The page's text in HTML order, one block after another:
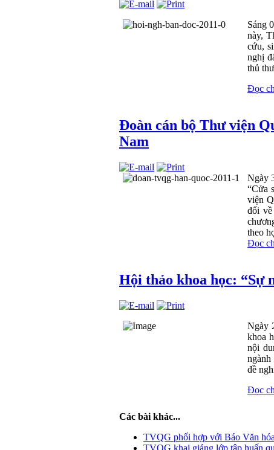
Sáng
này,
cứu,
nghị
thủ
Đọc
Đoàn cán bộ Thư viện
Nam
Ngày
“Cửa
viện
đổi về
theo
Đọc
Hội thảo khoa học: “Sự
Ngày
khoa
nội
ngành
đề
Đọc
Các bài khác...
TVQG phối hợp với Báo Văn
TVQG khai giảng lớp tập huấn